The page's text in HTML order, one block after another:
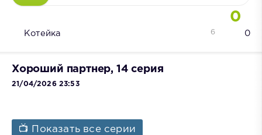
0
Котейка 0
6
Хороший партнер, 14 серия
21/04/2026 23:53
📺 Показать все серии